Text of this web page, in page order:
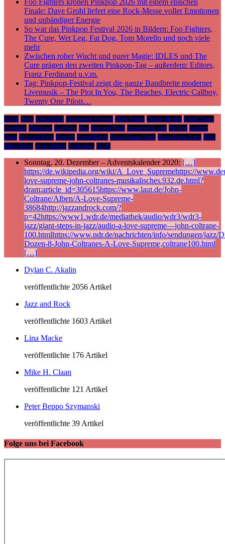
Foo Fighters krönen Pinkpop 2026 mit einem epischen
Finale: Dave Grohl liefert eine Rock-Messe voller Emotionen
und unbändiger Energie
So war das Pinkpop Festival 2026 in Bildern: Foo Fighters,
The Cure, Wet Leg, Fat Dog, Tom Morello und noch viele
mehr
Zwischen roher Wucht und purer Magie: IDLES und The
Cure prägen den zweiten Pinkpop-Tag – außerdem: Editors,
Franz Ferdinand u.v.m.
Tag: Pinkpop-Festival zeigt die ganze Bandbreite moderner
Livemusik – The Plot In You, The Beaches, Electric Callboy,
Twenty One Pilots…
Berlin Bonn Cem Akalin Crossroads Festival Deep Purple Dream Theater Frank Zappa
Hamburg Harmonie Interview Jazz Jazz and Rock jazzandrock.com Jazzfest Jazzfest
Bonn Jazz und Rock Konzert Kunst!Rasen Kunst!Rasen Bonn KunstRasen Bonn Köln
Miles Davis neues Album Rockpalast WDR
Sonntag, 20. Dezember – Adventskalender 2020: […]
https://de.wikipedia.org/wiki/A_Love_Supremehttps://
love-supreme-john-coltranes-musikalisches.932.de.html?
dram:article_id=305615https://www.laut.de/John-
Coltrane/Alben/A-Love-Supreme-
38684http://jazzandrock.com/?
p=42https://www1.wdr.de/mediathek/audio/wdr3/wdr3-
jazz/giant-steps-in-jazz/audio-a-love-supreme—john-coltrane-
100.htmlhttps://www.ndr.de/nachrichten/info/sendungen/jazz/
Dozen-8-John-Coltranes-A-Love-Supreme,coltrane100.html
[…]
Dylan C. Akalin
veröffentlichte 2056 Artikel
Jazz and Rock
veröffentlichte 1603 Artikel
Lina Macke
veröffentlichte 176 Artikel
Mike H. Claan
veröffentlichte 121 Artikel
Peter Beppo Szymanski
veröffentlichte 39 Artikel
Folge uns bei Facebook